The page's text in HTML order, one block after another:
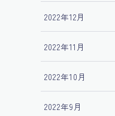
2022年12月
2022年11月
2022年10月
2022年9月